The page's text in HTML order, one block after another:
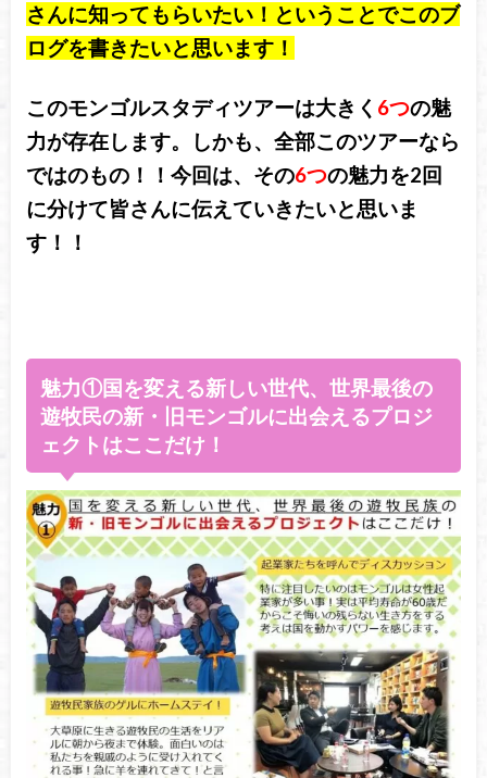
さんに知ってもらいたい！ということでこのブ
ログを書きたいと思います！
このモンゴルスタディツアーは大きく 6つの魅
力が存在します。しかも、全部このツアーなら
ではのもの！！今回は、その6つの魅力を2回
に分けて皆さんに伝えていきたいと思いま
す！！
魅力①国を変える新しい世代、世界最後の
遊牧民の新・旧モンゴルに出会えるプロジ
ェクトはここだけ！